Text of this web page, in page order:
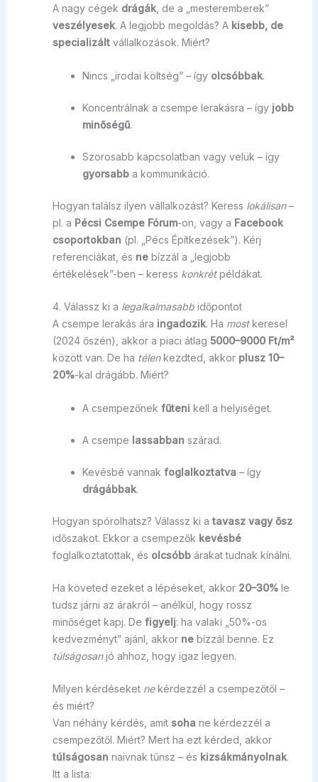
A nagy cégek drágák, de a „mesteremberek”
veszélyesek. A legjobb megoldás? A kisebb, de
specializáltvállalkozások. Miért?
Nincs „irodai költség” – így olcsóbbak.
Koncentrálnak a csempe lerakásra – így jobb
minőségű.
Szorosabb kapcsolatban vagy velük – így
gyorsabba kommunikáció.
Hogyan találsz ilyen vállalkozást? Keress lokálisan–
pl. a Pécsi Csempe Fórum-on, vagy a Facebook
csoportokban (pl. „Pécs Építkezések”). Kérj
referenciákat, és nebízzál a „legjobb
értékelések”-ben – keress konkrétpéldákat.
4. Válassz ki a legalkalmasabbidőpontot
A csempe lerakás ára ingadozik. Ha mostkeresel
(2024 őszén), akkor a piaci átlag 5000–9000 Ft/m²
között van. De ha télenkezdted, akkor plusz 10–
20%-kal drágább. Miért?
A csempezőnek fűteni kell a helyiséget.
A csempe lassabban szárad.
Kevésbé vannak foglalkoztatva – így
drágábbak.
Hogyan spórolhatsz? Válassz ki a tavasz vagy ősz
időszakot. Ekkor a csempezők kevésbé
foglalkoztatottak, és olcsóbbárakat tudnak kínálni.
Ha követed ezeket a lépéseket, akkor 20–30%le
tudsz járni az árakról – anélkül, hogy rossz
minőséget kapj. De figyelj: ha valaki „50%-os
kedvezményt” ajánl, akkor nebízzál benne. Ez
túlságosanjó ahhoz, hogy igaz legyen.
Milyen kérdéseket nekérdezzél a csempezőtől –
és miért?
Van néhány kérdés, amit soha ne kérdezzél a
csempezőtől. Miért? Mert ha ezt kérded, akkor
túlságosan naivnak tűnsz – és kizsákmányolnak.
Itt a lista: